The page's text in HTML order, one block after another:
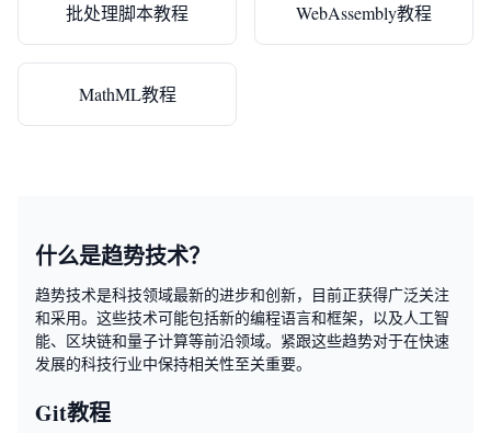
批处理脚本教程 WebAssembly教程
MathML教程
什么是趋势技术？
趋势技术是科技领域最新的进步和创新，目前正获得广泛关注
和采用。这些技术可能包括新的编程语言和框架，以及人工智
能、区块链和量子计算等前沿领域。紧跟这些趋势对于在快速
发展的科技行业中保持相关性至关重要。
Git教程